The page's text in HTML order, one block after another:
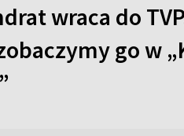
wraca do
go w